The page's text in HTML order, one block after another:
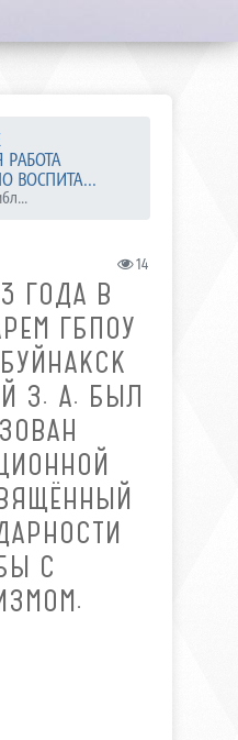
РАБОТА
ВОСПИТА...
14
ГОДА В
ГБПОУ
З. А. БЫЛ
С